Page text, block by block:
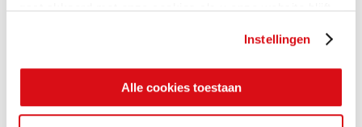
gaat akkoord met onze cookies als u onze website blijft
Instellingen
Alle cookies toestaan